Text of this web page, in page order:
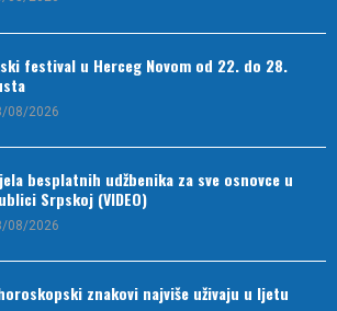
festival u Herceg Novom od 22. do 28.
08/2026
besplatnih udžbenika za sve osnovce u
Srpskoj (VIDEO)
08/2026
znakovi najviše uživaju u ljetu